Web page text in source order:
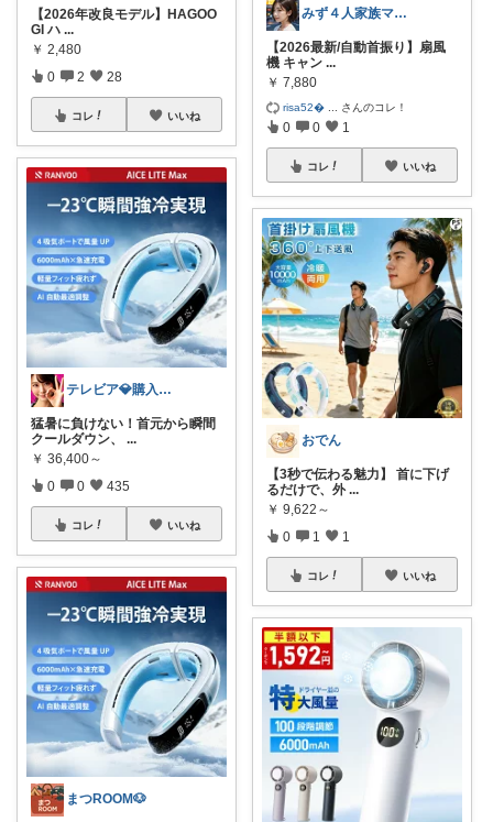
【2026年改良モデル】HAGOO
GI ハ ...
￥ 2,480
0 2 28
コレ いいね
テレビア💎購入ありがとう😉ﾌﾟﾛﾌ見
猛暑に負けない！首元から瞬間
クールダウン、
...
￥ 36,400～
0 0 435
コレ いいね
まつROOM🐶
みず４人家族ママ★３０代子育て奮闘中🙆
【2026最新/自動首振り】扇風
機 キャン ...
￥ 7,880
risa52 さんのコレ！
0 0 1
コレ いいね
おでん
【3秒で伝わる魅力】 首に下げ
るだけで、外 ...
￥ 9,622～
0 1 1
コレ いいね